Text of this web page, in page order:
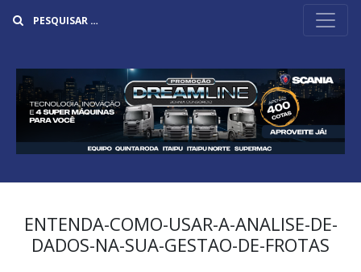
ENTENDA-COMO-USAR-A-ANALISE-DE-
DADOS-NA-SUA-GESTAO-DE-FROTAS